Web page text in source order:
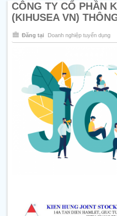
CÔNG TY CỔ PHẦN
(KIHUSEA VN)
Đăng tại Doanh nghiệp tuyển dụng